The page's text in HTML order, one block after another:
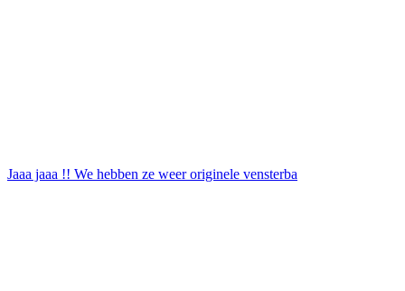
Jaaa jaaa !! We hebben ze weer originele vensterba